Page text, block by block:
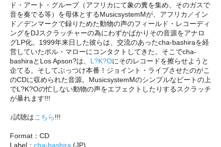
ド・アート・グループ（アフリカにて象の糞を集め、そのガスで
音を奏でる等）を母体とするMusicsystemMが、アフリカ／イン
ド／デンマークで録りためた動物の声のフィールド・レコーディ
ングをDJスクラッチャーの為にわずかばかりその音源をアナロ
グLP化。1999年来日した彼らは、交流のあったcha-bashiraを経
営していたポル・マローにコンタクトしてきた。そこでcha-
bashiraとLos Apson?は、 L?K?Oにそのレコードを擦らせようと
企てる。そしてぶっつけ本番！ジョイント・ライブさせたのがこ
のCDに収められた音源。MusicsystemMのシンプルなビートの上
でL?K?Oの忙しない動物の声をエフェクトしたりするスクラッチ
が暴れます!!!
♪試聴はこちら!!!
Format：CD
Label： cha-bashira (JP)